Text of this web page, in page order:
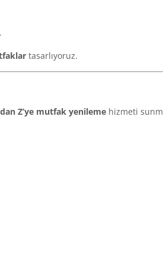
tasarlıyoruz.
Z’ye mutfak yenileme hizmeti